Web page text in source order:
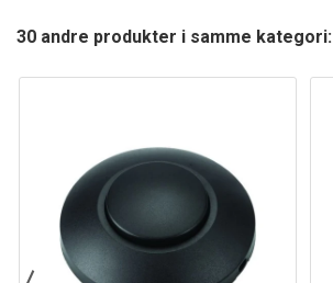
30 andre produkter i samme kategori: